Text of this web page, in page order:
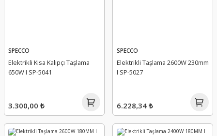
SPECCO
Elektrikli Kısa Kalıpçı Taşlama
650W I SP-5041
3.300,00 ₺
SPECCO
Elektrikli Taşlama 2600W 230mm
I SP-5027
6.228,34 ₺